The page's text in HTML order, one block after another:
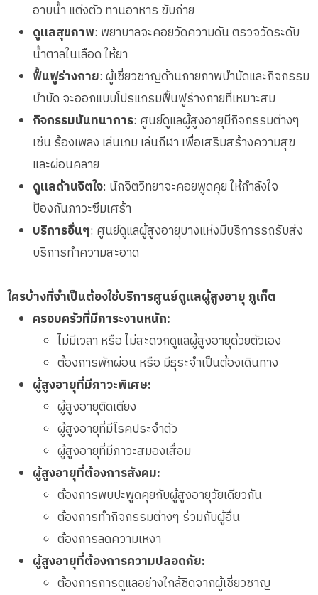
อาบน้ำ แต่งตัว ทานอาหาร ขับถ่าย
ดูแลสุขภาพ: พยาบาลจะคอยวัดความดัน ตรวจวัดระดับ
น้ำตาลในเลือด ให้ยา
ฟื้นฟูร่างกาย: ผู้เชี่ยวชาญด้านกายภาพบำบัดและกิจกรรม
บำบัด จะออกแบบโปรแกรมฟื้นฟูร่างกายที่เหมาะสม
กิจกรรมนันทนาการ: ศูนย์ดูแลผู้สูงอายุมีกิจกรรมต่างๆ
เช่น ร้องเพลง เล่นเกม เล่นกีฬา เพื่อเสริมสร้างความสุข
และผ่อนคลาย
ดูแลด้านจิตใจ: นักจิตวิทยาจะคอยพูดคุย ให้กำลังใจ
ป้องกันภาวะซึมเศร้า
บริการอื่นๆ: ศูนย์ดูแลผู้สูงอายุบางแห่งมีบริการรถรับส่ง
บริการทำความสะอาด
ใครบ้างที่จำเป็นต้องใช้บริการศูนย์ดูแลผู้สูงอายุ ภูเก็ต
ครอบครัวที่มีภาระงานหนัก:
ไม่มีเวลา หรือ ไม่สะดวกดูแลผู้สูงอายุด้วยตัวเอง
ต้องการพักผ่อน หรือ มีธุระจำเป็นต้องเดินทาง
ผู้สูงอายุที่มีภาวะพิเศษ:
ผู้สูงอายุติดเตียง
ผู้สูงอายุที่มีโรคประจำตัว
ผู้สูงอายุที่มีภาวะสมองเสื่อม
ผู้สูงอายุที่ต้องการสังคม:
ต้องการพบปะพูดคุยกับผู้สูงอายุวัยเดียวกัน
ต้องการทำกิจกรรมต่างๆ ร่วมกับผู้อื่น
ต้องการลดความเหงา
ผู้สูงอายุที่ต้องการความปลอดภัย:
ต้องการการดูแลอย่างใกล้ชิดจากผู้เชี่ยวชาญ